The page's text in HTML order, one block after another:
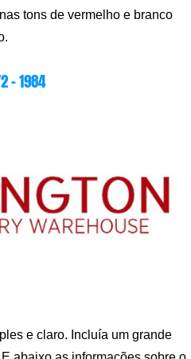
tons de vermelho e branco
– 1984
e claro. Incluía um grande